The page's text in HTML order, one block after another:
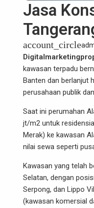
Jasa
account_circle
kawasan terpadu
Banten dan berlanjut
perusahaan publik
Saat ini perumahan
jt/m2 untuk
Merak) ke kawasan
nilai sewa seperti
Kawasan yang telah
Selatan, dengan
Serpong, dan Lippo
(kawasan komersial